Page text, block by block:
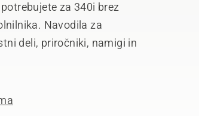
za 340i brez
Navodila za
deli, priročniki, namigi in